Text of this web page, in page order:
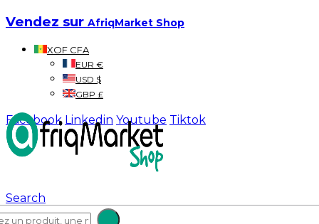
Vendez sur AfriqMarket Shop
XOF CFA
EUR €
USD $
GBP £
Facebook Linkedin Youtube Tiktok
Search